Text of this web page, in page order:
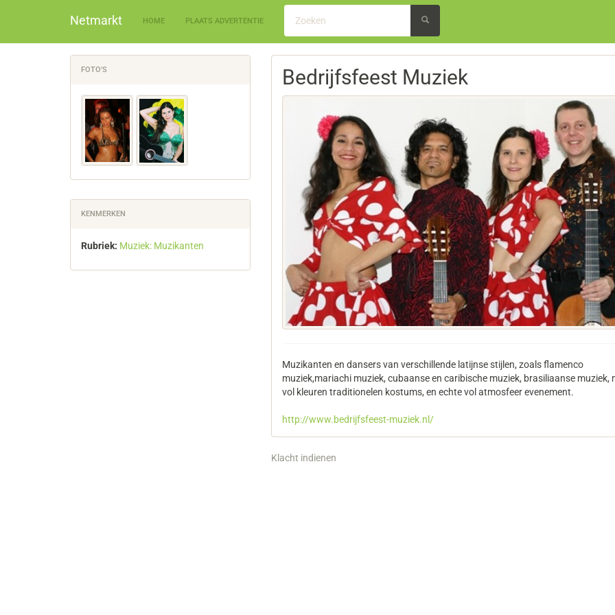
Netmarkt HOME PLAATS ADVERTENTIE
Bedrijfsfeest Muziek
Muzikanten en dansers van verschillende latijnse stijlen, zoals flamenco
muziek,mariachi muziek, cubaanse en caribische muziek, brasiliaanse muziek,
vol kleuren traditionelen kostums, en echte vol atmosfeer evenement.
http://www.bedrijfsfeest-muziek.nl/
Klacht indienen
FOTO'S
KENMERKEN
Rubriek: Muziek: Muzikanten